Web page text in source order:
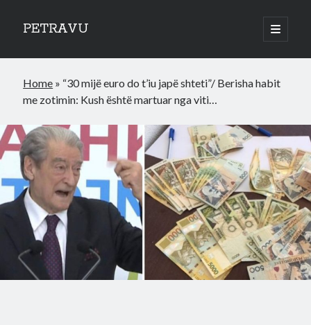
PETRAVU
open
primary
Sidebar
Bank
Credit Cards
World
Home » “30 mijë euro do t’iu japë shteti”/ Berisha habit
me zotimin: Kush është martuar nga viti…